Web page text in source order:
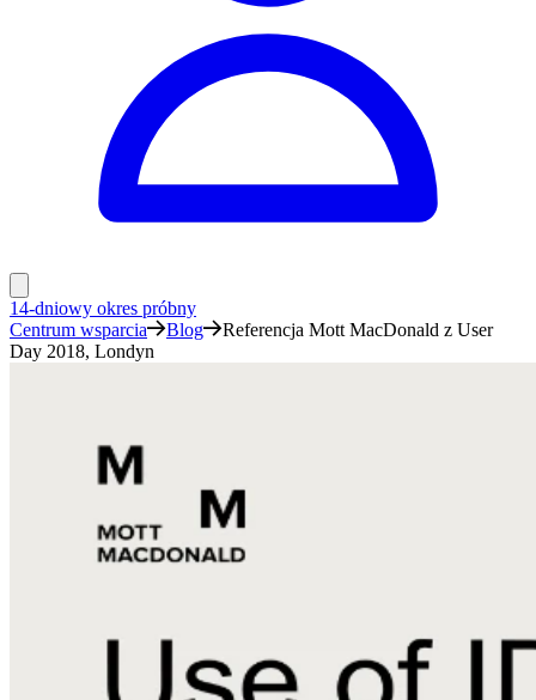
14-dniowy okres próbny
Centrum wsparcia
Blog
Referencja Mott MacDonald z User
Day 2018, Londyn